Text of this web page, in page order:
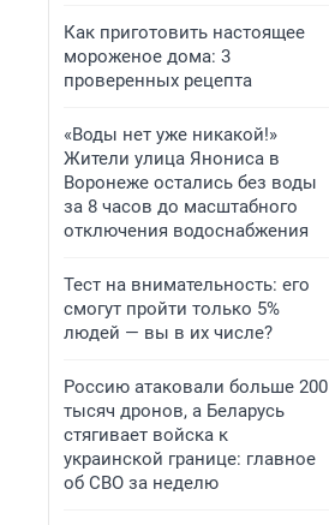
Как приготовить настоящее
мороженое дома: 3
проверенных рецепта
«Воды нет уже никакой!»
Жители улица Янониса в
Воронеже остались без воды
за 8 часов до масштабного
отключения водоснабжения
Тест на внимательность: его
смогут пройти только 5%
людей — вы в их числе?
Россию атаковали больше 200
тысяч дронов, а Беларусь
стягивает войска к
украинской границе: главное
об СВО за неделю